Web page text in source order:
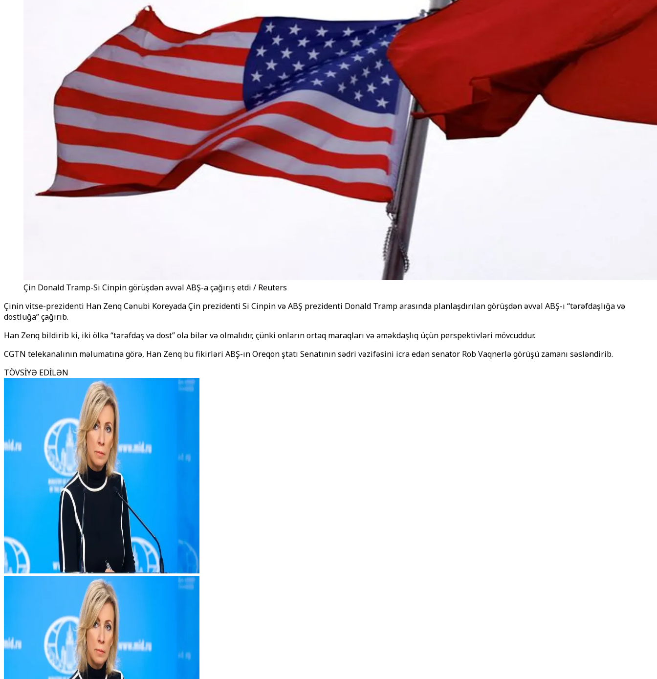
Çin Donald Tramp-Si Cinpin görüşdən əvvəl ABŞ-a çağırış etdi / Reuters
Çinin vitse-prezidenti Han Zenq Cənubi Koreyada Çin prezidenti Si Cinpin və ABŞ prezidenti Donald Tramp arasında planlaşdırılan görüşdən əvvəl ABŞ-ı “tərəfdaşlığa və
dostluğa” çağırıb.
Han Zenq bildirib ki, iki ölkə “tərəfdaş və dost” ola bilər və olmalıdır, çünki onların ortaq maraqları və əməkdaşlıq üçün perspektivləri mövcuddur.
CGTN telekanalının məlumatına görə, Han Zenq bu fikirləri ABŞ-ın Oreqon ştatı Senatının sədri vəzifəsini icra edən senator Rob Vaqnerlə görüşü zamanı səsləndirib.
TÖVSİYƏ EDİLƏN